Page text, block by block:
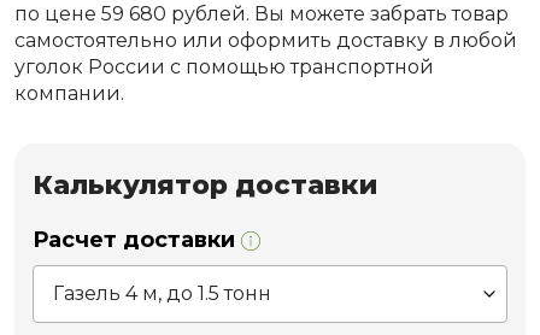
по цене 59 680 рублей. Вы можете забрать товар
самостоятельно или оформить доставку в любой
уголок России с помощью транспортной
компании.
Калькулятор доставки
Расчет доставки